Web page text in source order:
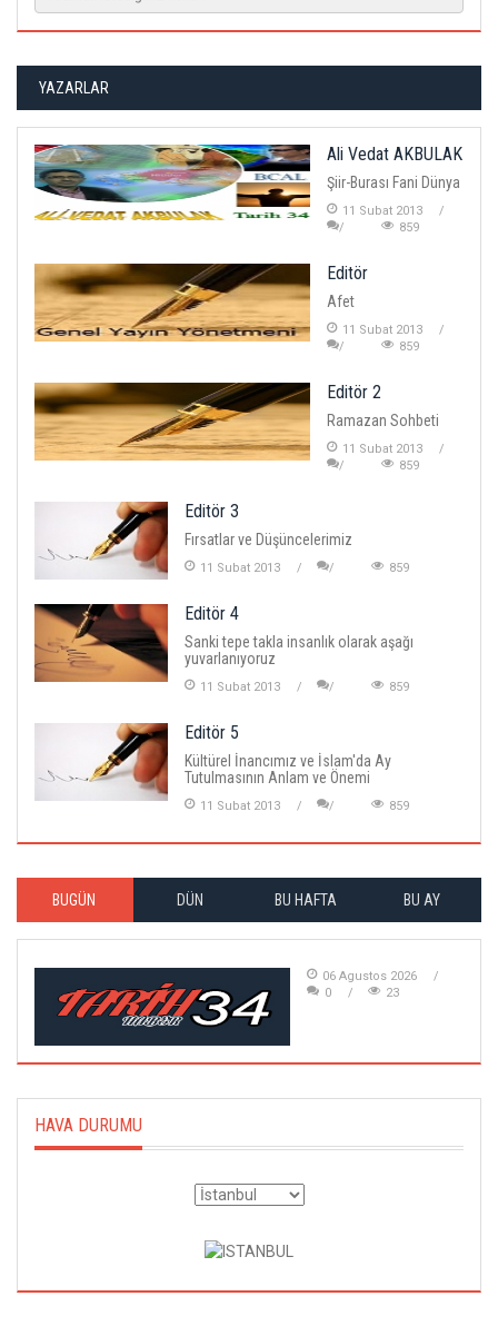
YAZARLAR
Ali Vedat AKBULAK
Şiir-Burası Fani Dünya
11 Subat 2013
859
Editör
Afet
11 Subat 2013
859
Editör 2
Ramazan Sohbeti
11 Subat 2013
859
Editör 3
Fırsatlar ve Düşüncelerimiz
11 Subat 2013 859
Editör 4
Sanki tepe takla insanlık olarak aşağı
yuvarlanıyoruz
11 Subat 2013 859
Editör 5
Kültürel İnancımız ve İslam'da Ay
Tutulmasının Anlam ve Önemi
11 Subat 2013 859
BUGÜN DÜN BU HAFTA BU AY
06 Agustos 2026
0
23
HAVA DURUMU